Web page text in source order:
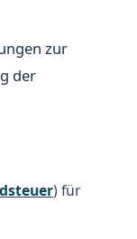
zur
der
) für